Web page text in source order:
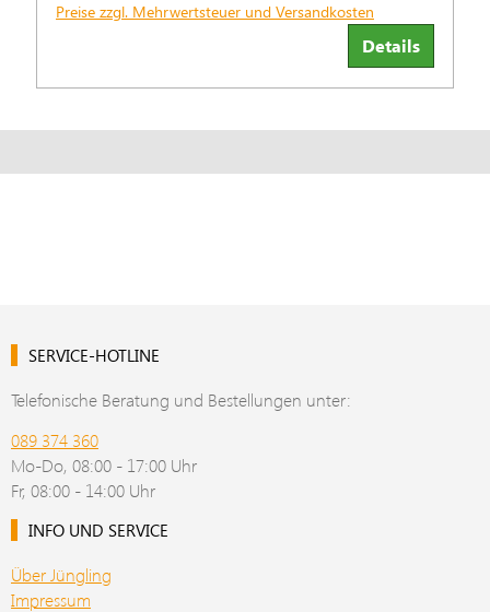
Preise zzgl. Mehrwertsteuer und Versandkosten
Details
SERVICE-HOTLINE
Telefonische Beratung und Bestellungen unter:
089 374 360
Mo-Do, 08:00 - 17:00 Uhr
Fr, 08:00 - 14:00 Uhr
INFO UND SERVICE
Über Jüngling
Impressum